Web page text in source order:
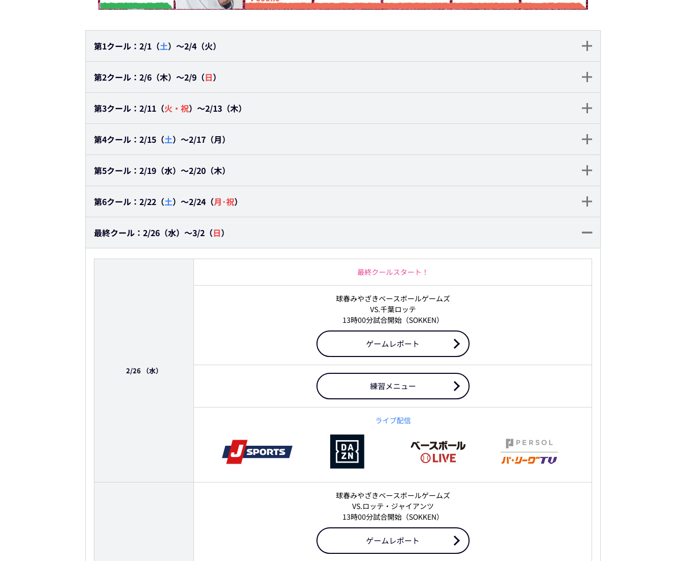
第1クール：2/1（土）～2/4（火）
第2クール：2/6（木）～2/9（日）
第3クール：2/11（火・祝）～2/13（木）
第4クール：2/15（土）～2/17（月）
第5クール：2/19（水）～2/20（木）
第6クール：2/22（土）～2/24（月･祝）
最終クール：2/26（水）～3/2（日）
2/26 （水）
最終クールスタート！
球春みやざきベースボールゲームズ
VS.千葉ロッテ
13時00分試合開始（SOKKEN）
ゲームレポート
練習メニュー
ライブ配信
球春みやざきベースボールゲームズ
VS.ロッテ・ジャイアンツ
13時00分試合開始（SOKKEN）
ゲームレポート